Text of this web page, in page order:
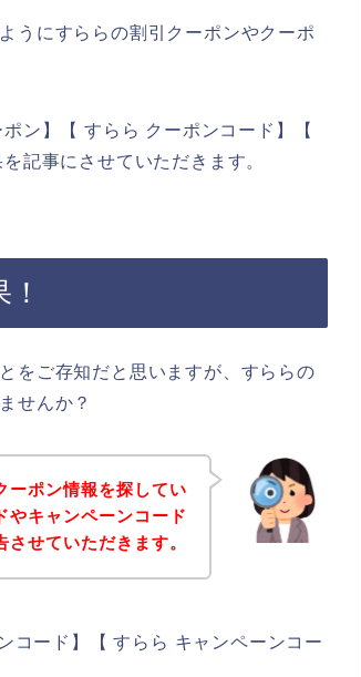
うにすららの割引クーポンやクーポ
ン】【 すらら クーポンコード】【
記事にさせていただきます。
をご存知だと思いますが、すららの
せんか？
ーポン情報を探してい
やキャンペーンコード
せていただきます。
コード】【 すらら キャンペーンコー